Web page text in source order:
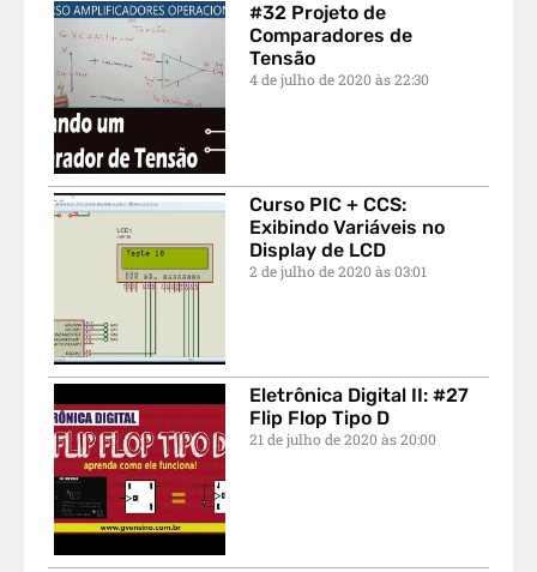
#32 Projeto de
Comparadores de
Tensão
4 de julho de 2020 22:30
Curso PIC + CCS:
Exibindo Variáveis no
Display de LCD
2 de julho de 2020 03:01
Eletrônica Digital II: #27
Flip Flop Tipo D
21 de julho de 2020 20:00